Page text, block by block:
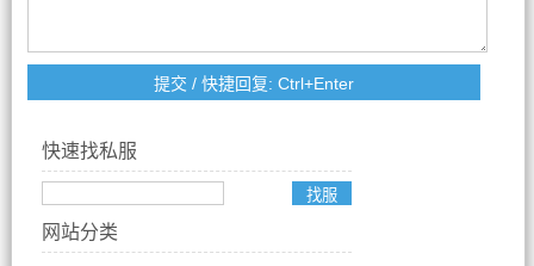
快速找私服
网站分类